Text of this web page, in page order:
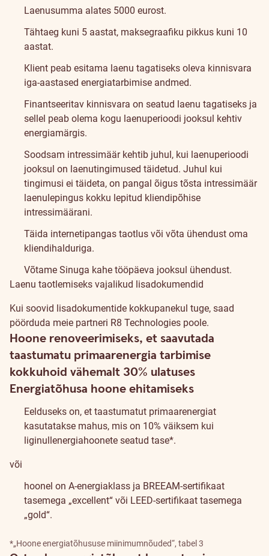
Laenusumma alates 5000 eurost.
Tähtaeg kuni 5 aastat, maksegraafiku pikkus kuni 10
aastat.
Klient peab esitama laenu tagatiseks oleva kinnisvara
iga-aastased energiatarbimise andmed.
Finantseeritav kinnisvara on seatud laenu tagatiseks ja
sellel peab olema kogu laenuperioodi jooksul kehtiv
energiamärgis.
Soodsam intressimäär kehtib juhul, kui laenuperioodi
jooksul on laenutingimused täidetud. Juhul kui
tingimusi ei täideta, on pangal õigus tõsta intressimäär
laenulepingus kokku lepitud kliendipõhise
intressimäärani.
Täida internetipangas taotlus või võta ühendust oma
kliendihalduriga.
Võtame Sinuga kahe tööpäeva jooksul ühendust.
Laenu taotlemiseks vajalikud lisadokumendid
Kui soovid lisadokumentide kokkupanekul tuge, saad
pöörduda meie partneri R8 Technologies poole.
Hoone renoveerimiseks, et saavutada
taastumatu primaarenergia tarbimise
kokkuhoid vähemalt 30% ulatuses
Energiatõhusa hoone ehitamiseks
Eelduseks on, et taastumatut primaarenergiat
kasutatakse mahus, mis on 10% väiksem kui
liginullenergiahoonete seatud tase*.
või
hoonel on A-energiaklass ja BREEAM-sertifikaat
tasemega „excellent“ või LEED-sertifikaat tasemega
„gold“.
*„Hoone energiatõhususe miinimumnõuded“, tabel 3